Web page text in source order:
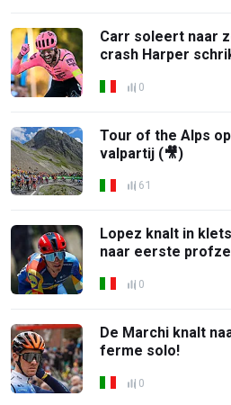
Carr soleert naar
crash Harper
0
Tour of the Alps
valpartij (🎥)
61
Lopez knalt in
naar eerste
0
De Marchi knalt
ferme solo!
0